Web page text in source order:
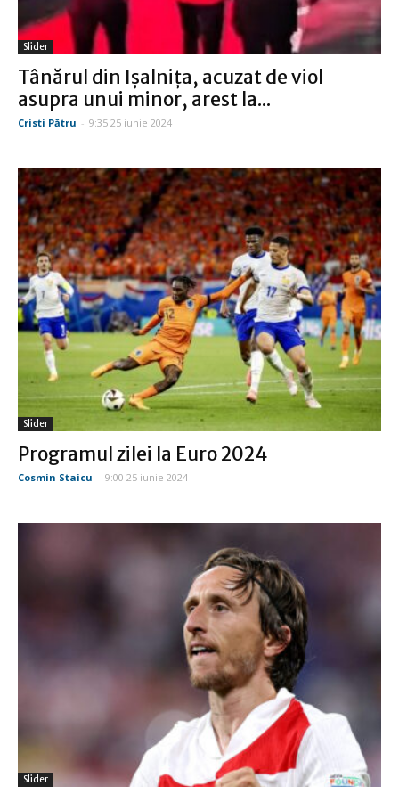
Slider
Tânărul din Işalniţa, acuzat de viol
asupra unui minor, arest la...
Cristi Pătru - 9:35 25 iunie 2024
Slider
Programul zilei la Euro 2024
Cosmin Staicu - 9:00 25 iunie 2024
Slider